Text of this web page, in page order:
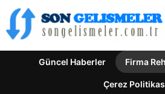
Güncel Haberler Firma
Çerez